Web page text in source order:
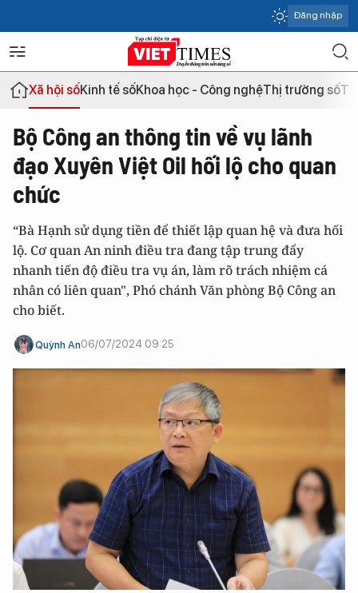
Đăng nhập
Xã hội sốKinh tế sốKhoa học - Công nghệThị trường số
Bộ Công an thông tin về vụ lãnh
đạo Xuyên Việt Oil hối lộ cho quan
chức
“Bà Hạnh sử dụng tiền để thiết lập quan hệ và đưa hối
lộ. Cơ quan An ninh điều tra đang tập trung đẩy
nhanh tiến độ điều tra vụ án, làm rõ trách nhiệm cá
nhân có liên quan", Phó chánh Văn phòng Bộ Công an
cho biết.
Quỳnh An06/07/2024 09:25